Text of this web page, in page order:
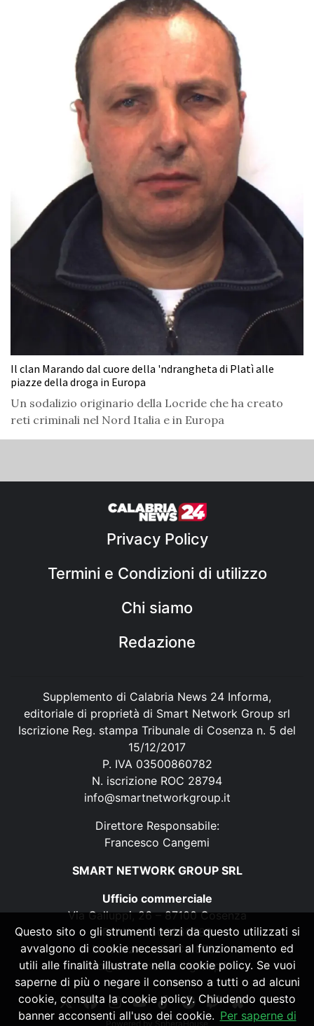
Il clan Marando dal cuore della 'ndrangheta di Platì alle
piazze della droga in Europa
Un sodalizio originario della Locride che ha creato
reti criminali nel Nord Italia e in Europa
Privacy Policy
Termini e Condizioni di utilizzo
Chi siamo
Redazione
Supplemento di Calabria News 24 Informa,
editoriale di proprietà di Smart Network Group srl
Iscrizione Reg. stampa Tribunale di Cosenza n. 5 del
15/12/2017
P. IVA 03500860782
N. iscrizione ROC 28794
info@smartnetworkgroup.it
Direttore Responsabile:
Francesco Cangemi
SMART NETWORK GROUP SRL
Ufficio commerciale
Via Galluppi, 26 – 87100 Cosenza
P. IVA 03500860782
N. iscrizione ROC 28794
info@smartnetworkgroup.it
Powered by SpheraHouse
Questo sito o gli strumenti terzi da questo utilizzati si
avvalgono di cookie necessari al funzionamento ed
utili alle finalità illustrate nella cookie policy. Se vuoi
saperne di più o negare il consenso a tutti o ad alcuni
cookie, consulta la cookie policy. Chiudendo questo
banner acconsenti all'uso dei cookie. Per saperne di